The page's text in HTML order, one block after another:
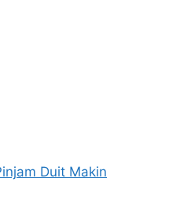
Duit Makin